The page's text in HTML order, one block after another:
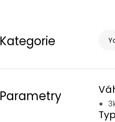
Kategorie
Parametry